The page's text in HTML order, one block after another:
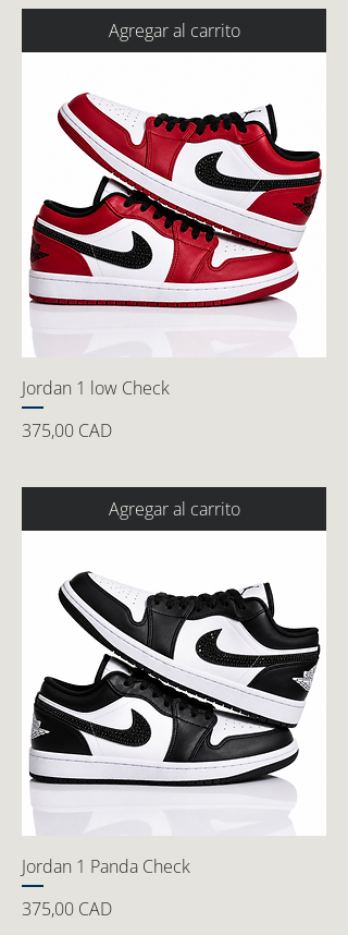
Agregar al carrito
Jordan 1 low Check
Precio
375,00 CAD
Agregar al carrito
Jordan 1 Panda Check
Precio
375,00 CAD